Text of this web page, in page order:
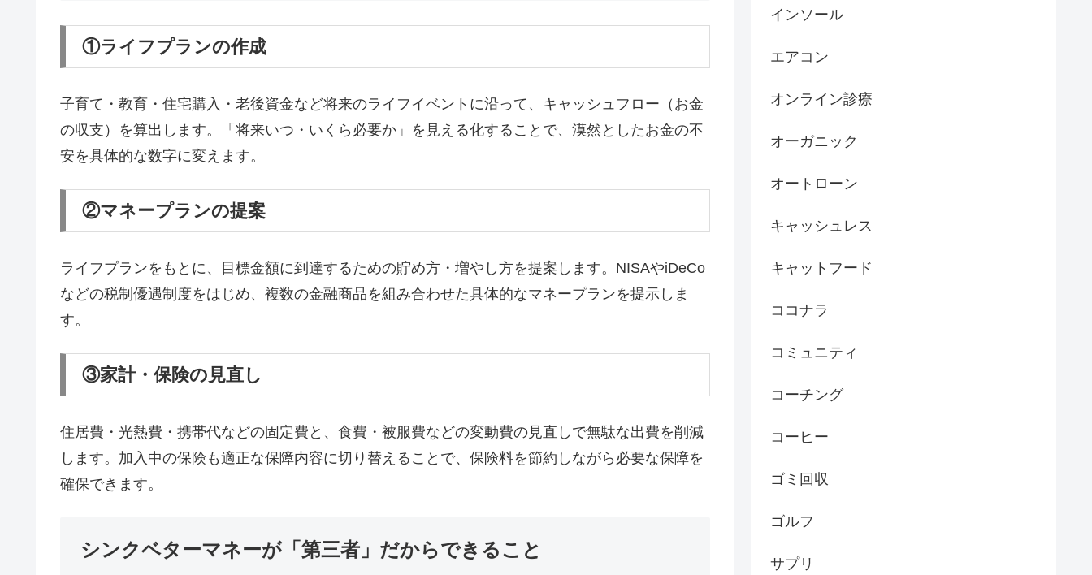
①ライフプランの作成
子育て・教育・住宅購入・老後資金など将来のライフイベントに沿って、キャッシュフロー（お金
の収支）を算出します。「将来いつ・いくら必要か」を見える化することで、漠然としたお金の不
安を具体的な数字に変えます。
②マネープランの提案
ライフプランをもとに、目標金額に到達するための貯め方・増やし方を提案します。NISAやiDeCo
などの税制優遇制度をはじめ、複数の金融商品を組み合わせた具体的なマネープランを提示しま
す。
③家計・保険の見直し
住居費・光熱費・携帯代などの固定費と、食費・被服費などの変動費の見直しで無駄な出費を削減
します。加入中の保険も適正な保障内容に切り替えることで、保険料を節約しながら必要な保障を
確保できます。
シンクベターマネーが「第三者」だからできること
インソール
エアコン
オンライン診療
オーガニック
オートローン
キャッシュレス
キャットフード
ココナラ
コミュニティ
コーチング
コーヒー
ゴミ回収
ゴルフ
サプリ